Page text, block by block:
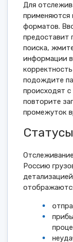
Для
применяются
форматов.
предоставит
поиска,
информации
подождите
происходят
повторите
промежуток
Россию